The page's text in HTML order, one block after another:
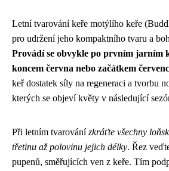
Letní tvarování keře motýlího keře
pro udržení jeho kompaktního tvaru a
Provádí se obvykle po prvním jarním
koncem června nebo začátkem
keř dostatek síly na regeneraci a tvorbu
kterých se objeví květy v následující
Při letním tvarovánízkráťte všechny
třetinu až polovinu jejich délky. Řez
pupenů, směřujících ven z keře. Tím